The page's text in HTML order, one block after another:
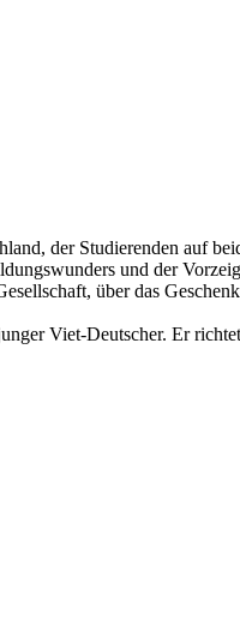
der Studierenden auf
und der
über das
Viet-Deutscher. Er